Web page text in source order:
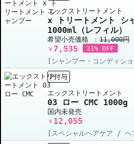
エックストリートメント
x トリートメント シ
1000ml（レフィル）
希望小売価格 ： 11,000円
￥ 7,535 31% OFF
[シャンプー・コンディシ
P付与
エックストリートメント
03 ロー CMC 1000g
国内未発売
￥ 12,055
[スペシャルヘアケア / ヘ